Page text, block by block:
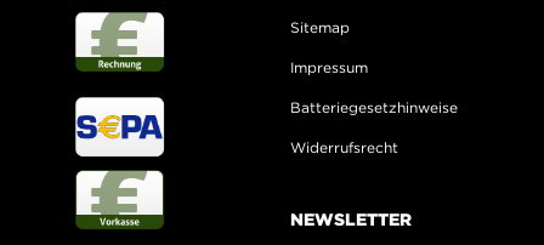
Sitemap
Impressum
Batteriegesetzhinweise
Widerrufsrecht
NEWSLETTER